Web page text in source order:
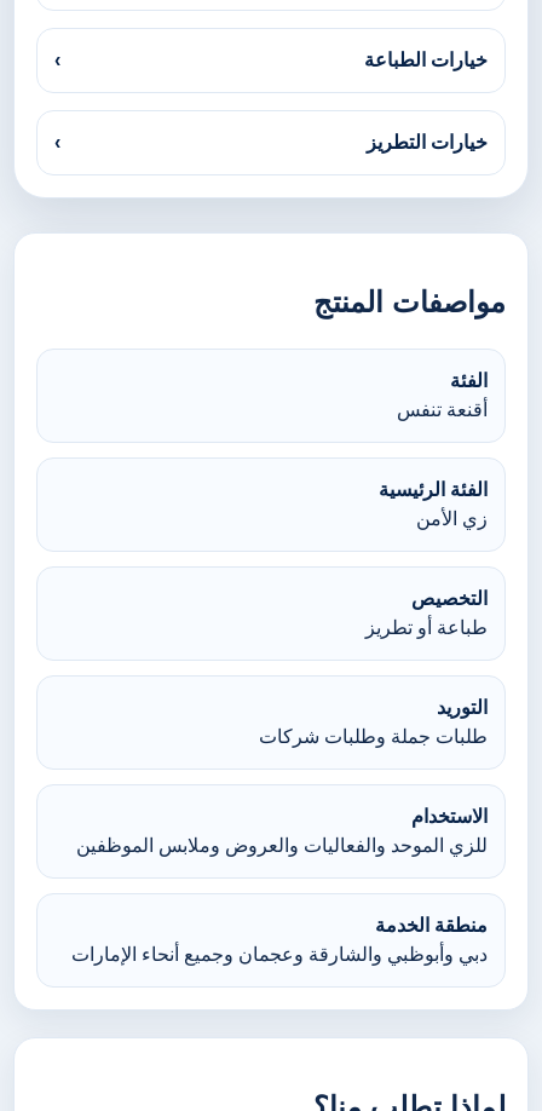
خيارات الطباعة ›
خيارات التطريز ›
مواصفات المنتج
الفئة
أقنعة تنفس
الفئة الرئيسية
زي الأمن
التخصيص
طباعة أو تطريز
التوريد
طلبات جملة وطلبات شركات
الاستخدام
للزي الموحد والفعاليات والعروض وملابس الموظفين
منطقة الخدمة
دبي وأبوظبي والشارقة وعجمان وجميع أنحاء الإمارات